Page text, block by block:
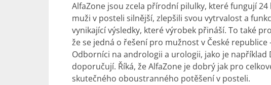
AlfaZone jsou zcela přírodní pilulky, které fungují
muži v posteli silnější, zlepšili svou vytrvalost a
vynikající výsledky, které výrobek přináší. To také
že se jedná o řešení pro mužnost v České republice
Odborníci na andrologii a urologii, jako je například
doporučují. Říká, že AlfaZone je dobrý jak pro
skutečného oboustranného potěšení v posteli.